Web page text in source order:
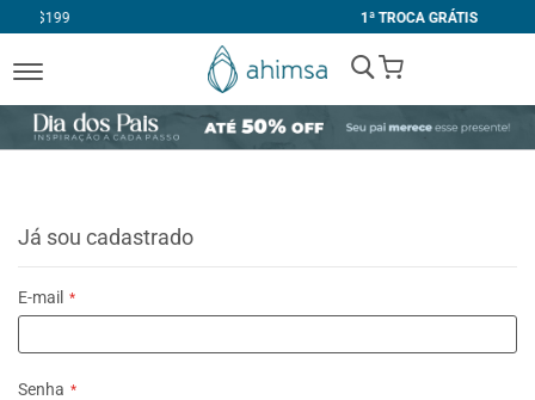
1ª TROCA GRÁTIS
My Cart
Já sou cadastrado
E-mail
Senha